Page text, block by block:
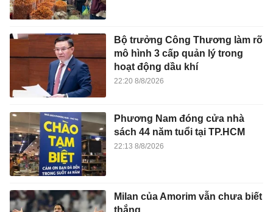
Bộ trưởng Công Thương làm rõ
mô hình 3 cấp quản lý trong
hoạt động dầu khí
22:20 8/8/2026
Phương Nam đóng cửa nhà
sách 44 năm tuổi tại TP.HCM
22:13 8/8/2026
Milan của Amorim vẫn chưa biết